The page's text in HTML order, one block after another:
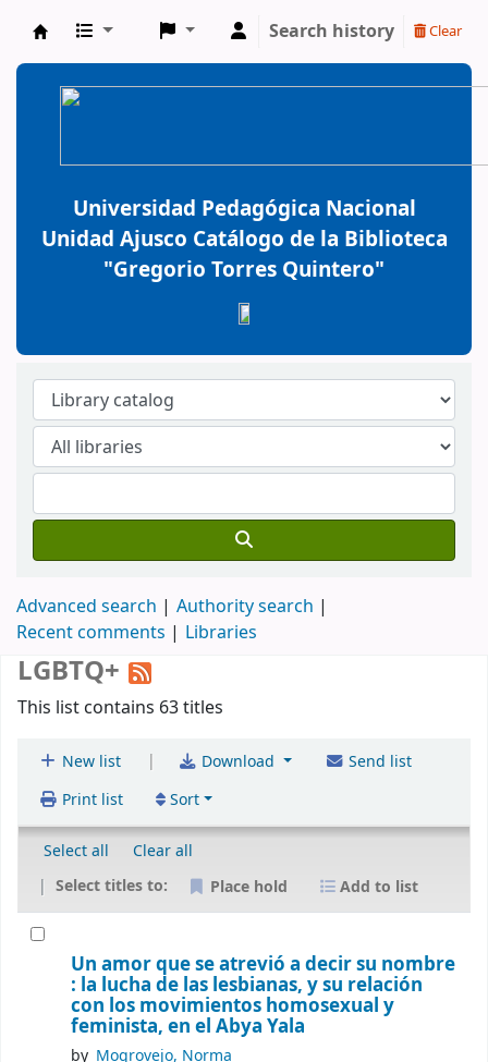
BiblioGTQ
Search history Clear
Universidad Pedagógica Nacional
Unidad Ajusco Catálogo de la Biblioteca
"Gregorio Torres Quintero"
Advanced search
Authority search
Recent comments
Libraries
LGBTQ+
This list contains 63 titles
New list | Download
Send list
Print list
Sort
Select all
Clear all
Select titles to:
Place hold Add to list
Un amor que se atrevió a decir su nombre
: la lucha de las lesbianas, y su relación
con los movimientos homosexual y
feminista, en el Abya Yala
by Mogrovejo, Norma